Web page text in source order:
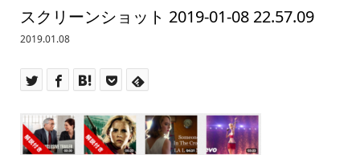
スクリーンショット 2019-01-08 22.57.09
2019.01.08